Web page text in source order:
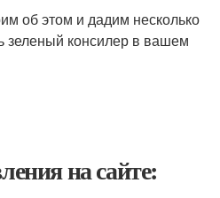
об этом и дадим несколько
зеленый консилер в вашем
на сайте: